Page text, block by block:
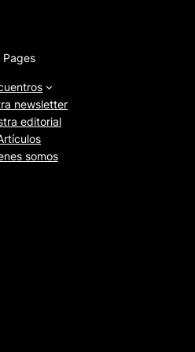
Pages
newsletter
editorial
somos